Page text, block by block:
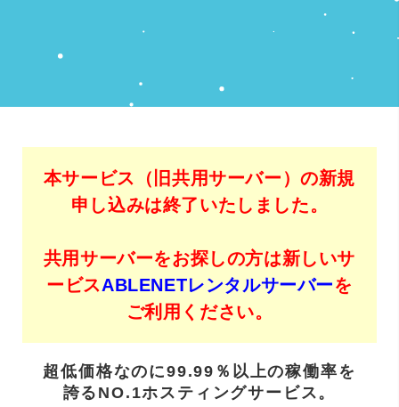
本サービス（旧共用サーバー）の新規
申し込みは終了いたしました。
共用サーバーをお探しの方は新しいサ
ービスABLENETレンタルサーバーを
ご利用ください。
超低価格なのに99.99％以上の稼働率を
誇るNO.1ホスティングサービス。